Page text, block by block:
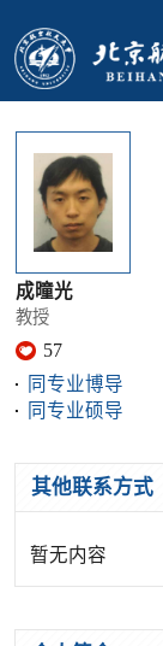
成曈光
教授
57
同专业博导
同专业硕导
其他联系方式
暂无内容